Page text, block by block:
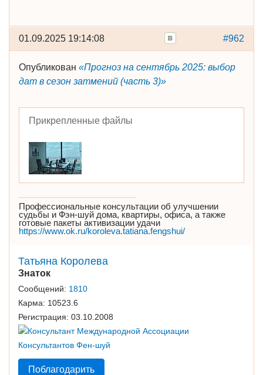
#962
01.09.2025 19:14:08
Опубликован «Прогноз на сентябрь 2025: выбор
дат в сезон затмений (часть 3)»
Прикрепленные файлы
Профессиональные консультации об улучшении
судьбы и Фэн-шуй дома, квартиры, офиса, а также
готовые пакеты активизации удачи
https://www.ok.ru/koroleva.tatiana.fengshui/
Татьяна Королева
Знаток
Сообщений: 1810
Карма: 10523.6
Регистрация: 03.10.2008
Поблагодарить